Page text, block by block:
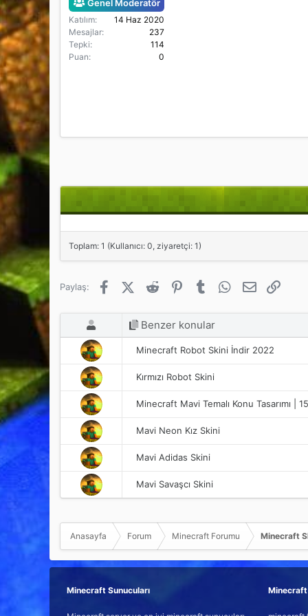
a
n
h
i
Genel Moderatör
Katılım
14 Haz 2020
Mesajlar
237
Tepki
114
Puan
0
Toplam: 1 (Kullanıcı: 0, ziyaretçi: 1)
Paylaş: FacebookX (Twitter)
Reddit PinterestTumblr WhatsApp
E-posta
Benzer konular
Minecraft Robot Skini İndir 2022
Kırmızı Robot Skini
Minecraft Mavi Temalı Konu Tasarımı |
Mavi Neon Kız Skini
Mavi Adidas Skini
Mavi Savaşcı Skini
Anasayfa Forum Minecraft Forumu Minecraft
Minecraft Sunucuları